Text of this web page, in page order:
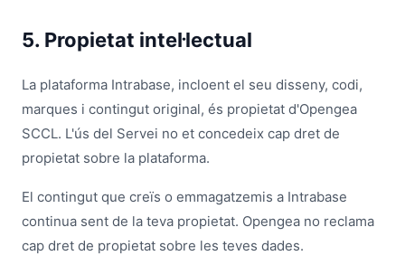
5. Propietat intel·lectual
La plataforma Intrabase, incloent el seu disseny, codi,
marques i contingut original, és propietat d'Opengea
SCCL. L'ús del Servei no et concedeix cap dret de
propietat sobre la plataforma.
El contingut que creïs o emmagatzemis a Intrabase
continua sent de la teva propietat. Opengea no reclama
cap dret de propietat sobre les teves dades.